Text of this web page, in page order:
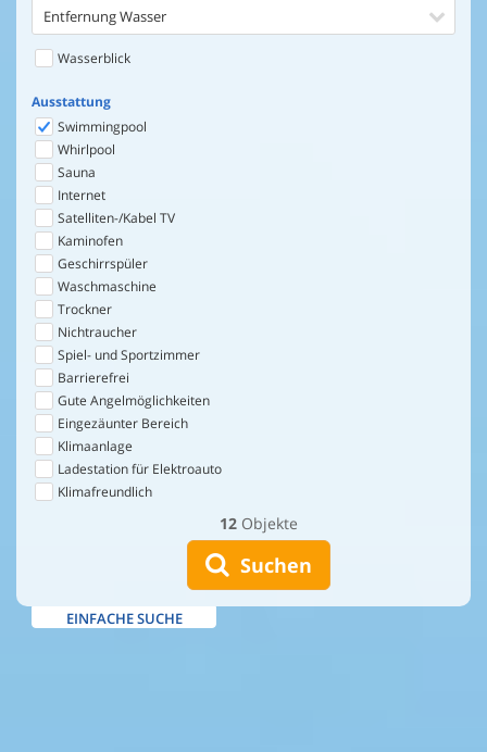
12 Objekte
Suchen
Entfernung Wasser
Wasserblick
Ausstattung
Swimmingpool
Whirlpool
Sauna
Internet
Satelliten-/Kabel TV
Kaminofen
Geschirrspüler
Waschmaschine
Trockner
Nichtraucher
Spiel- und Sportzimmer
Barrierefrei
Gute Angelmöglichkeiten
Eingezäunter Bereich
Klimaanlage
Ladestation für Elektroauto
Klimafreundlich
EINFACHE SUCHE